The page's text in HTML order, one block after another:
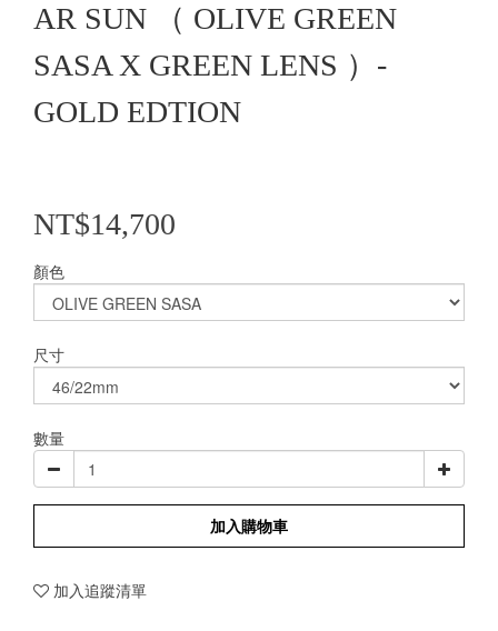
AR SUN （ OLIVE GREEN
SASA X GREEN LENS ）-
GOLD EDTION
NT$14,700
顏色
尺寸
數量
加入購物車
加入追蹤清單